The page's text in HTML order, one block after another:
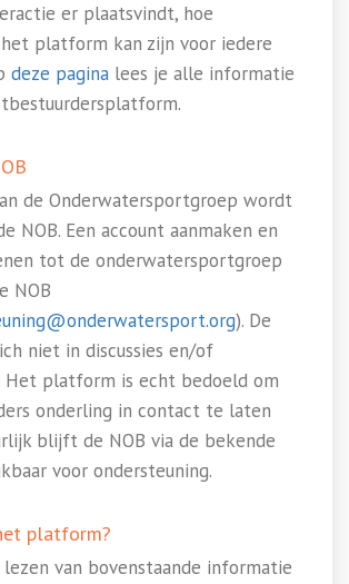
er plaatsvindt, hoe
platform kan zijn voor iedere
deze pagina lees je alle informatie
de Onderwatersportgroep wordt
NOB. Een account aanmaken en
tot de onderwatersportgroep
NOB
). De
niet in discussies en/of
Het platform is echt bedoeld om
onderling in contact te laten
blijft de NOB via de bekende
voor ondersteuning.
platform?
van bovenstaande informatie